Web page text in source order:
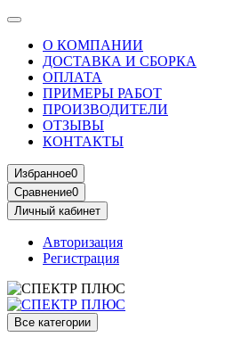
О КОМПАНИИ
ДОСТАВКА И СБОРКА
ОПЛАТА
ПРИМЕРЫ РАБОТ
ПРОИЗВОДИТЕЛИ
ОТЗЫВЫ
КОНТАКТЫ
Избранное0
Сравнение0
Личный кабинет
Авторизация
Регистрация
Все категории